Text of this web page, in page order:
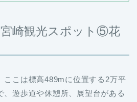
崎観光スポット⑤花
ここは標高489mに位置する2万平
、遊歩道や休憩所、展望台がある